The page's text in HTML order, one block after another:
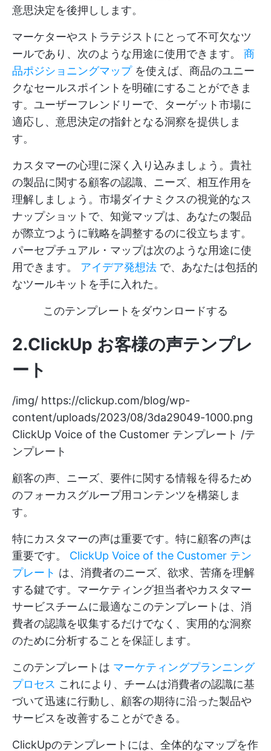
意思決定を後押しします。
マーケターやストラテジストにとって不可欠なツ
ールであり、次のような用途に使用できます。 商
品ポジショニングマップを使えば、商品のユニー
クなセールスポイントを明確にすることができま
す。ユーザーフレンドリーで、ターゲット市場に
適応し、意思決定の指針となる洞察を提供しま
す。
カスタマーの心理に深く入り込みましょう。貴社
の製品に関する顧客の認識、ニーズ、相互作用を
理解しましょう。市場ダイナミクスの視覚的なス
ナップショットで、知覚マップは、あなたの製品
が際立つように戦略を調整するのに役立ちます。
パーセプチュアル・マップは次のような用途に使
用できます。 アイデア発想法 で、あなたは包括的
なツールキットを手に入れた。
このテンプレートをダウンロードする
2.ClickUp お客様の声テンプレ
ート
/img/ https://clickup.com/blog/wp-
content/uploads/2023/08/3da29049-1000.png
ClickUp Voice of the Customer テンプレート /テ
ンプレート
顧客の声、ニーズ、要件に関する情報を得るため
のフォーカスグループ用コンテンツを構築しま
す。
特にカスタマーの声は重要です。特に顧客の声は
重要です。 ClickUp Voice of the Customer テン
プレート は、消費者のニーズ、欲求、苦痛を理解
する鍵です。マーケティング担当者やカスタマー
サービスチームに最適なこのテンプレートは、消
費者の認識を収集するだけでなく、実用的な洞察
のために分析することを保証します。
このテンプレートは マーケティングプランニング
プロセス これにより、チームは消費者の認識に基
づいて迅速に行動し、顧客の期待に沿った製品や
サービスを改善することができる。
ClickUpのテンプレートには、全体的なマップを作